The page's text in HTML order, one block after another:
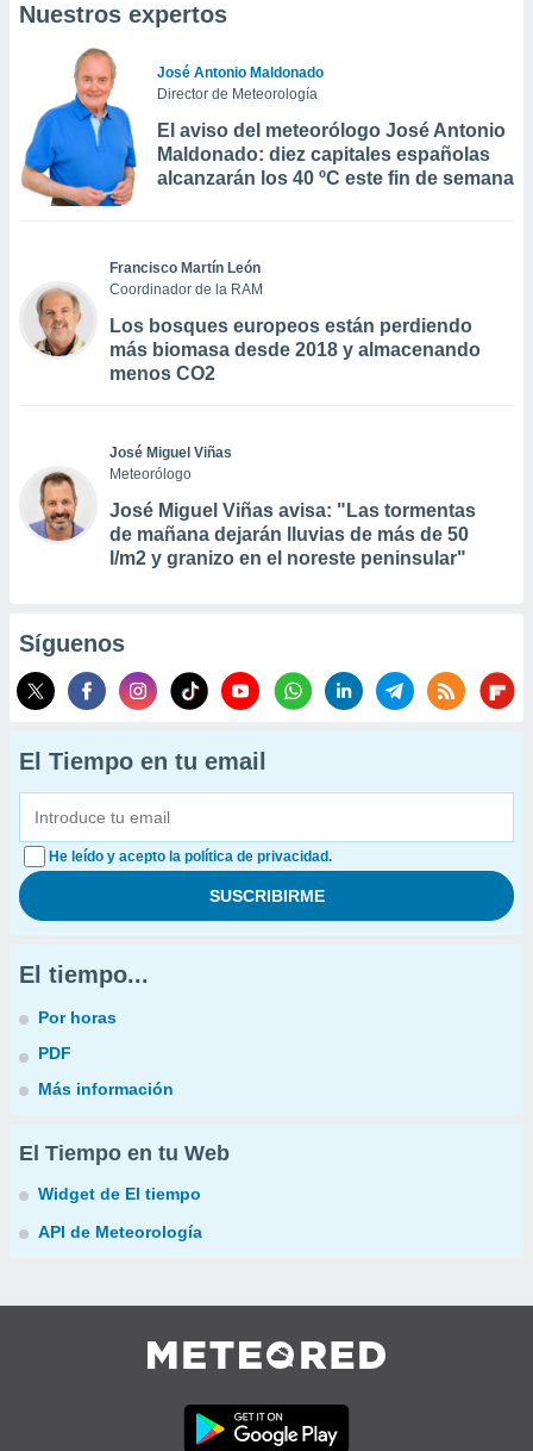
Nuestros expertos
José Antonio Maldonado
Director de Meteorología
El aviso del meteorólogo José Antonio
Maldonado: diez capitales españolas
alcanzarán los 40 ºC este fin de semana
Francisco Martín León
Coordinador de la RAM
Los bosques europeos están perdiendo
más biomasa desde 2018 y almacenando
menos CO2
José Miguel Viñas
Meteorólogo
José Miguel Viñas avisa: "Las tormentas
de mañana dejarán lluvias de más de 50
l/m2 y granizo en el noreste peninsular"
Síguenos
El Tiempo en tu email
He leído y acepto la política de privacidad.
El tiempo...
Por horas
PDF
Más información
El Tiempo en tu Web
Widget de El tiempo
API de Meteorología